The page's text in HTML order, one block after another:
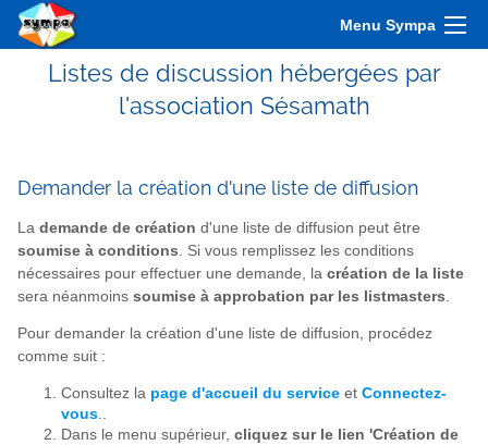
Menu Sympa
Listes de discussion hébergées par
l'association Sésamath
Demander la création d'une liste de diffusion
La demande de création d'une liste de diffusion peut être
soumise à conditions . Si vous remplissez les conditions
nécessaires pour effectuer une demande, la création de la liste
sera néanmoins soumise à approbation par les listmasters
Pour demander la création d'une liste de diffusion, procédez
comme suit :
Consultez la page d'accueil du service et Connectez-
vous
Dans le menu supérieur, cliquez sur le lien 'Création de